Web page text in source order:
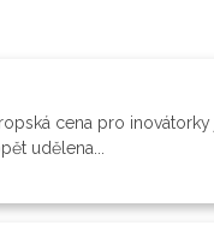
cena pro
udělena...